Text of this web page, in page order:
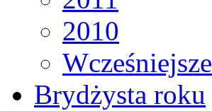
2010
Wcześniejsze
Brydżysta roku